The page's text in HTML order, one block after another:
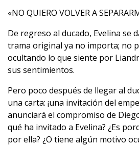
«NO QUIERO VOLVER A
De regreso al ducado, Evelina se
trama original ya no importa; no
ocultando lo que siente por
sus sentimientos.
Pero poco después de llegar al
una carta: ¡una invitación del
anunciará el compromiso de
qué ha invitado a Evelina? ¿Es
por ella? ¿O tiene algún motivo